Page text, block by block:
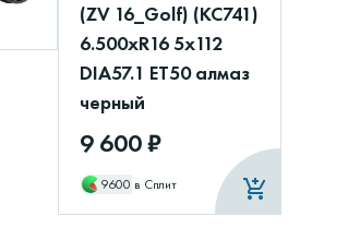
(ZV 16_Golf) (КС741)
6.500xR16 5x112
DIA57.1 ET50 алмаз
черный
9 600 ₽
9600 в Сплит